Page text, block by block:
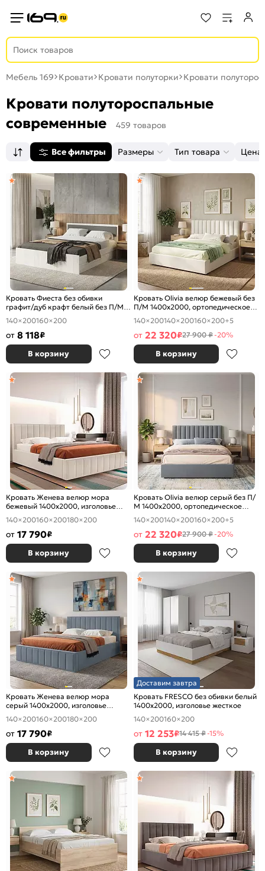
Мебель 169 Кровати Кровати полуторки Кровати
Кровати полутороспальные
современные
459 товаров
Все фильтры Размеры Тип товара Цена
Кровать Фиеста без обивки
графит/дуб крафт белый без П/М
1400x2000, изголовье жесткое
140×200160×200
от 8 118₽
В корзину
Кровать Olivia велюр бежевый без
П/М 1400x2000, ортопедическое
основание, изголовье мягкое
140×200140×200160×200+5
от 22 320₽27 900 ₽-20%
В корзину
Кровать Женева велюр мора
бежевый 1400x2000, изголовье
мягкое
140×200160×200180×200
от 17 790₽
В корзину
Кровать Olivia велюр серый без П/
М 1400x2000, ортопедическое
основание, изголовье мягкое
140×200140×200160×200+5
от 22 320₽27 900 ₽-20%
В корзину
Кровать Женева велюр мора
серый 1400x2000, изголовье
мягкое
140×200160×200180×200
от 17 790₽
В корзину
Доставим завтра
Кровать FRESCO без обивки белый
1400x2000, изголовье жесткое
140×200160×200
от 12 253₽14 415 ₽-15%
В корзину